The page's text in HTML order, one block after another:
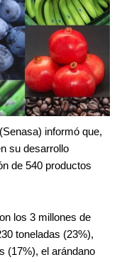
informó que,
su desarrollo
de 540 productos
los 3 millones de
toneladas (23%),
(17%), el arándano